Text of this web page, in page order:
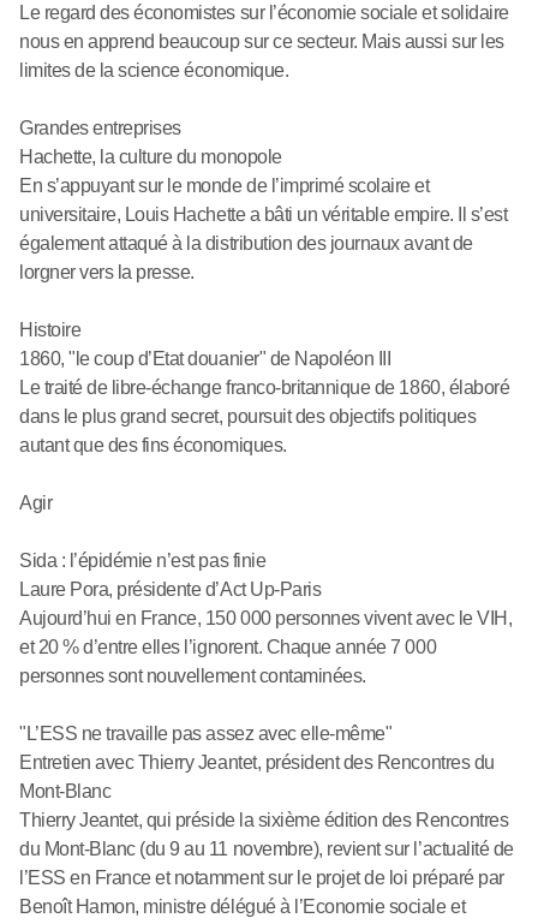
Le regard des économistes sur l’économie sociale et solidaire
nous en apprend beaucoup sur ce secteur. Mais aussi sur les
limites de la science économique.
Grandes entreprises
Hachette, la culture du monopole
En s’appuyant sur le monde de l’imprimé scolaire et
universitaire, Louis Hachette a bâti un véritable empire. Il s’est
également attaqué à la distribution des journaux avant de
lorgner vers la presse.
Histoire
1860, "le coup d’Etat douanier" de Napoléon III
Le traité de libre-échange franco-britannique de 1860, élaboré
dans le plus grand secret, poursuit des objectifs politiques
autant que des fins économiques.
Agir
Sida : l’épidémie n’est pas finie
Laure Pora, présidente d’Act Up-Paris
Aujourd’hui en France, 150 000 personnes vivent avec le VIH,
et 20 % d’entre elles l’ignorent. Chaque année 7 000
personnes sont nouvellement contaminées.
"L’ESS ne travaille pas assez avec elle-même"
Entretien avec Thierry Jeantet, président des Rencontres du
Mont-Blanc
Thierry Jeantet, qui préside la sixième édition des Rencontres
du Mont-Blanc (du 9 au 11 novembre), revient sur l’actualité de
l’ESS en France et notamment sur le projet de loi préparé par
Benoît Hamon, ministre délégué à l’Economie sociale et